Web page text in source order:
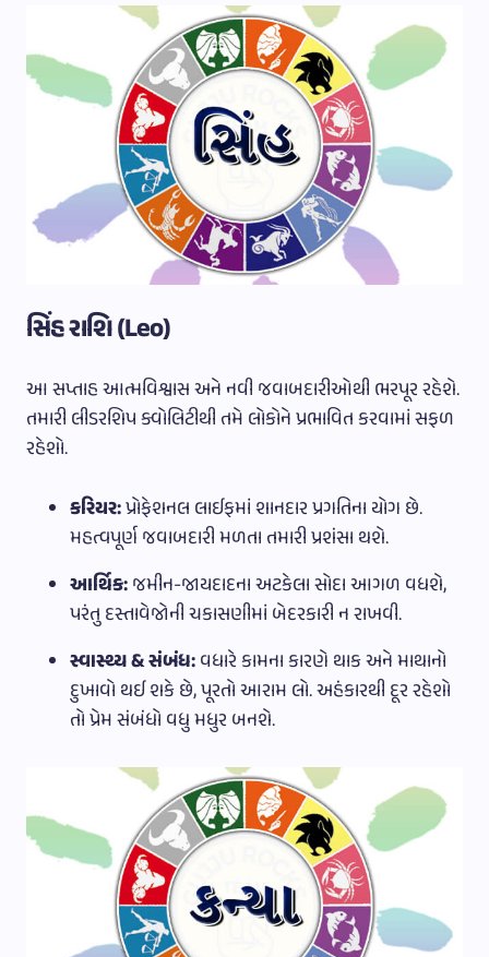
સિંહ રાશિ (Leo)
આ સપ્તાહ આત્મવિશ્વાસ અને નવી જવાબદારીઓથી ભરપૂર રહેશે.
તમારી લીડરશિપ ક્વોલિટીથી તમે લોકોને પ્રભાવિત કરવામાં સફળ
રહેશો.
કરિયર:પ્રોફેશનલ લાઈફમાં શાનદાર પ્રગતિના યોગ છે.
મહત્વપૂર્ણ જવાબદારી મળતા તમારી પ્રશંસા થશે.
આર્થિક:જમીન-જાયદાદના અટકેલા સોદા આગળ વધશે,
પરંતુ દસ્તાવેજોની ચકાસણીમાં બેદરકારી ન રાખવી.
સ્વાસ્થ્ય & સંબંધ:વધારે કામના કારણે થાક અને માથાનો
દુખાવો થઈ શકે છે, પૂરતો આરામ લો. અહંકારથી દૂર રહેશો
તો પ્રેમ સંબંધો વધુ મધુર બનશે.